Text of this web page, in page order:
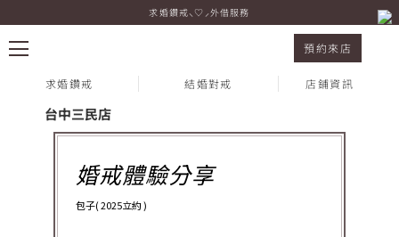
I-PRIMO 台中三民店 包子
求婚鑽戒⸜♡⸝外借服務
預約來店
求婚鑽戒 結婚對戒 店鋪資訊
熱門搜尋：
Voice 顧客心聲
台中三民店
婚戒體驗分享
包子( 2025立約 )